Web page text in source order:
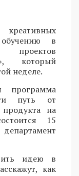
в
проектов
который
неделе.
программа
путь от
на
15
идею в
как